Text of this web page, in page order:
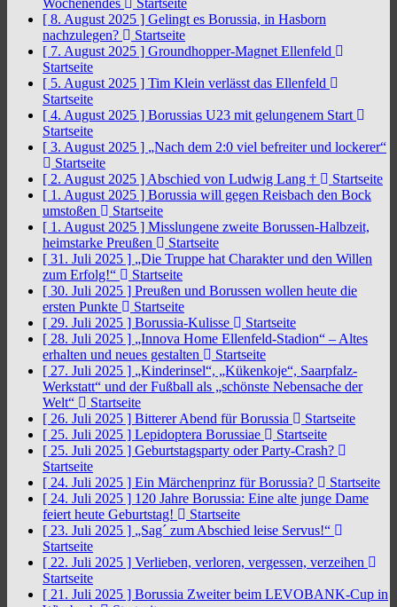
Wochenendes
Startseite
[ 8. August 2025 ] Gelingt es Borussia, in Hasborn
nachzulegen?
Startseite
[ 7. August 2025 ] Groundhopper-Magnet Ellenfeld
Startseite
[ 5. August 2025 ] Tim Klein verlässt das Ellenfeld
Startseite
[ 4. August 2025 ] Borussias U23 mit gelungenem Start
Startseite
[ 3. August 2025 ] „Nach dem 2:0 viel befreiter und lockerer“
Startseite
[ 2. August 2025 ] Abschied von Ludwig Lang †
Startseite
[ 1. August 2025 ] Borussia will gegen Reisbach den Bock
umstoßen
Startseite
[ 1. August 2025 ] Misslungene zweite Borussen-Halbzeit,
heimstarke Preußen
Startseite
[ 31. Juli 2025 ] „Die Truppe hat Charakter und den Willen
zum Erfolg!“
Startseite
[ 30. Juli 2025 ] Preußen und Borussen wollen heute die
ersten Punkte
Startseite
[ 29. Juli 2025 ] Borussia-Kulisse
Startseite
[ 28. Juli 2025 ] „Innova Home Ellenfeld-Stadion“ – Altes
erhalten und neues gestalten
Startseite
[ 27. Juli 2025 ] „Kinderinsel“, „Kükenkoje“, Saarpfalz-
Werkstatt“ und der Fußball als „schönste Nebensache der
Welt“
Startseite
[ 26. Juli 2025 ] Bitterer Abend für Borussia
Startseite
[ 25. Juli 2025 ] Lepidoptera Borussiae
Startseite
[ 25. Juli 2025 ] Geburtstagsparty oder Party-Crash?
Startseite
[ 24. Juli 2025 ] Ein Märchenprinz für Borussia?
Startseite
[ 24. Juli 2025 ] 120 Jahre Borussia: Eine alte junge Dame
feiert heute Geburtstag!
Startseite
[ 23. Juli 2025 ] „Sag´ zum Abschied leise Servus!“
Startseite
[ 22. Juli 2025 ] Verlieben, verloren, vergessen, verzeihen
Startseite
[ 21. Juli 2025 ] Borussia Zweiter beim LEVOBANK-Cup in